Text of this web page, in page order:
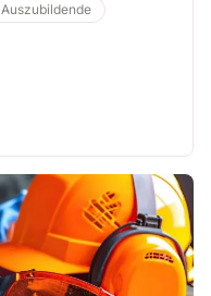
Auszubildende